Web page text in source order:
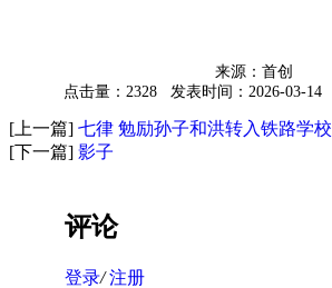
来源：首创
点击量：2328
发表时间：2026-03-14
[上一篇] 七律 勉励孙子和洪转入铁路学校
[下一篇] 影子
评论
登录/ 注册